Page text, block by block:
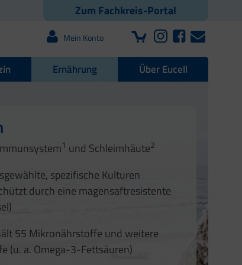
Zum Fachkreis-Portal
Mein Konto
Ernährung Über Eucell
1 und Schleimhäute2
spezifische Kulturen
durch eine magensaftresistente
55 Mikronährstoffe und weitere
(u. a. Omega-3-Fettsäuren)
1 2 3
4
3